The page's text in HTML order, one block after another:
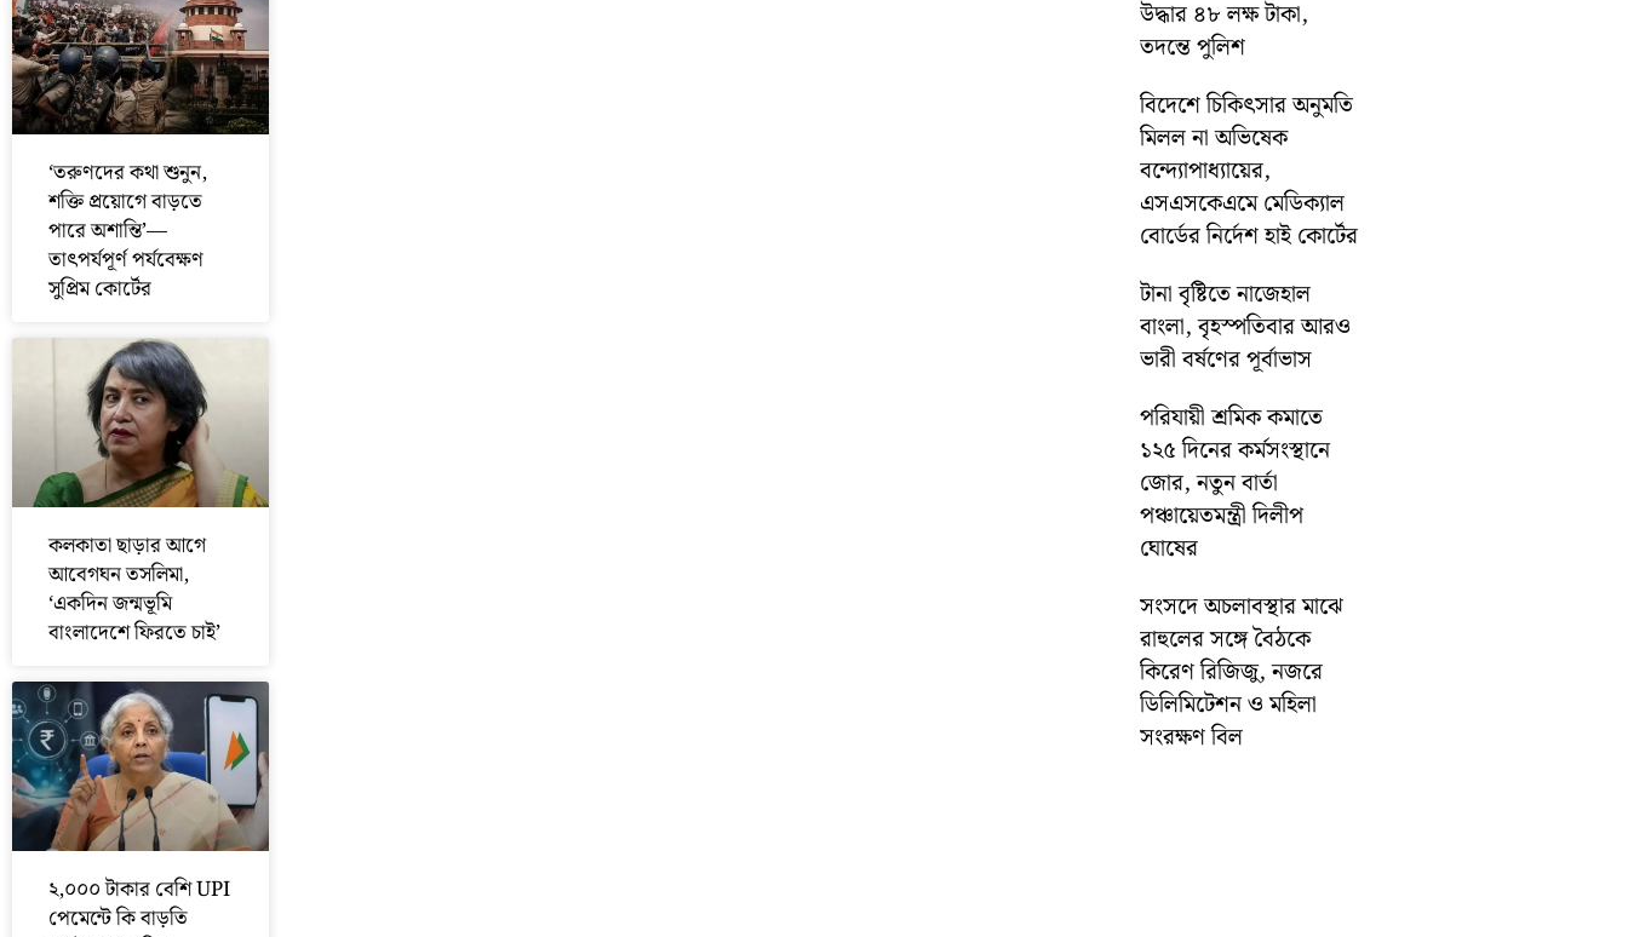
‘তরুণদের কথা শুনুন,
শক্তি প্রয়োগে বাড়তে
পারে অশান্তি’—
তাৎপর্যপূর্ণ পর্যবেক্ষণ
সুপ্রিম কোর্টের
কলকাতা ছাড়ার আগে
আবেগঘন তসলিমা,
‘একদিন জন্মভূমি
বাংলাদেশে ফিরতে চাই’
২,০০০ টাকার বেশি UPI
পেমেন্টে কি বাড়তি
উদ্ধার ৪৮ লক্ষ টাকা,
তদন্তে পুলিশ
বিদেশে চিকিৎসার অনুমতি
মিলল না অভিষেক
বন্দ্যোপাধ্যায়ের,
এসএসকেএমে মেডিক্যাল
বোর্ডের নির্দেশ হাই কোর্টের
টানা বৃষ্টিতে নাজেহাল
বাংলা, বৃহস্পতিবার আরও
ভারী বর্ষণের পূর্বাভাস
পরিযায়ী শ্রমিক কমাতে
১২৫ দিনের কর্মসংস্থানে
জোর, নতুন বার্তা
পঞ্চায়েতমন্ত্রী দিলীপ
ঘোষের
সংসদে অচলাবস্থার মাঝে
রাহুলের সঙ্গে বৈঠকে
কিরেণ রিজিজু, নজরে
ডিলিমিটেশন ও মহিলা
সংরক্ষণ বিল